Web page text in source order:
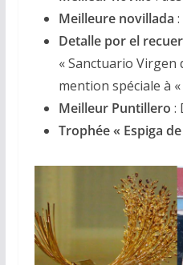
Meilleure novillada
Detalle por el
« Sanctuario Virgen
mention spéciale à «
Meilleur Puntillero :
Trophée « Espiga